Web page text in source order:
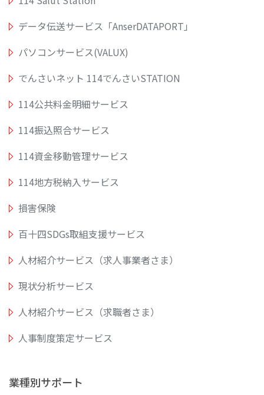
データ伝送サービス「AnserDATAPORT」
パソコンサービス(VALUX)
でんさいネット 114でんさいSTATION
114公共料金明細サービス
114振込照合サービス
114資金移動管理サービス
114地方税納入サービス
損害保険
百十四SDGs取組支援サービス
人材紹介サービス（求人事業者さま）
現状分析サービス
人材紹介サービス（求職者さま）
人事制度策定サービス
業種別サポート